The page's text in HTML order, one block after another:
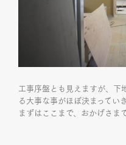
工事序盤とも見えますが、下
る大事な事がほぼ決まっていき
まずはここまで、おかげさま